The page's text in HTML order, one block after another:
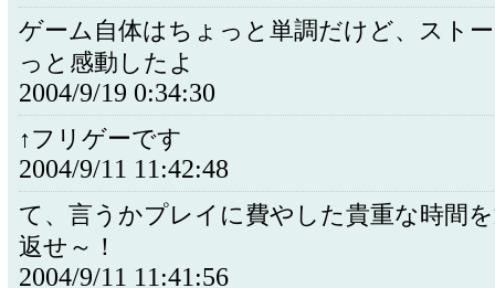
ゲーム自体はちょっと単調だけど、スト
っと感動したよ
2004/9/19 0:34:30
↑フリゲーです
2004/9/11 11:42:48
て、言うかプレイに費やした貴重な時間
返せ～！
2004/9/11 11:41:56